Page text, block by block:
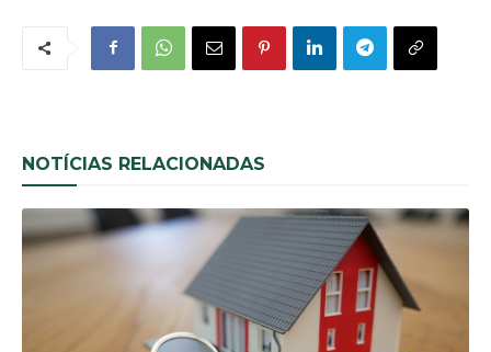
NOTÍCIAS RELACIONADAS